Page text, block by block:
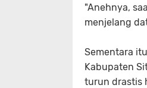
"Anehnya,
menjelang
Sementara
Kabupaten
turun drastis